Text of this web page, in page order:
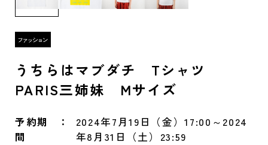
うちらはマブダチ Tシャツ
PARIS三姉妹 Mサイズ
予約期
間
2024年7月19日（金）17:00～2024
年8月31日（土）23:59